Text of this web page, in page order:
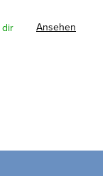
Ansehen